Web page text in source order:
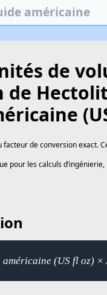
de
de
facteur de conversion exact.
pour les calculs
(US fl oz) ×